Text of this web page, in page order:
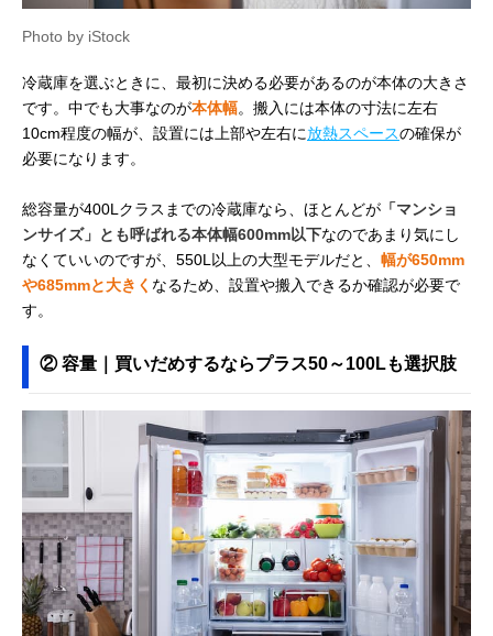
Photo by iStock
冷蔵庫を選ぶときに、最初に決める必要があるのが本体の大きさ
です。中でも大事なのが本体幅。搬入には本体の寸法に左右
10cm程度の幅が、設置には上部や左右に放熱スペースの確保が
必要になります。
総容量が400Lクラスまでの冷蔵庫なら、ほとんどが 「マンショ
ンサイズ」とも呼ばれる本体幅600mm以下なのであまり気にし
なくていいのですが、550L以上の大型モデルだと、 幅が650mm
や685mmと大きく なるため、設置や搬入できるか確認が必要で
す。
② 容量｜買いだめするならプラス50～100Lも選択肢